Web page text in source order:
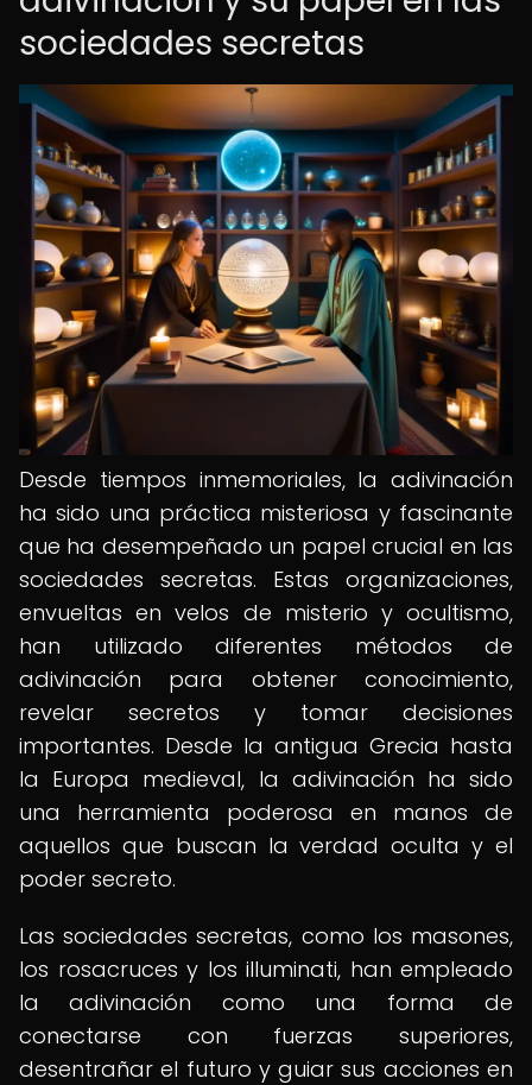
sociedades secretas
Desde tiempos inmemoriales, la adivinación
ha sido una práctica misteriosa y fascinante
que ha desempeñado un papel crucial en las
sociedades secretas. Estas organizaciones,
envueltas en velos de misterio y ocultismo,
han utilizado diferentes métodos de
adivinación para obtener conocimiento,
revelar secretos y tomar decisiones
importantes. Desde la antigua Grecia hasta
la Europa medieval, la adivinación ha sido
una herramienta poderosa en manos de
aquellos que buscan la verdad oculta y el
poder secreto.
Las sociedades secretas, como los masones,
los rosacruces y los illuminati, han empleado
la adivinación como una forma de
conectarse con fuerzas superiores,
desentrañar el futuro y guiar sus acciones en